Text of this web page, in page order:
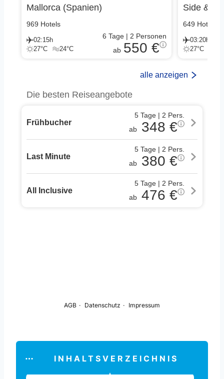
INHALTSVERZEICHNIS